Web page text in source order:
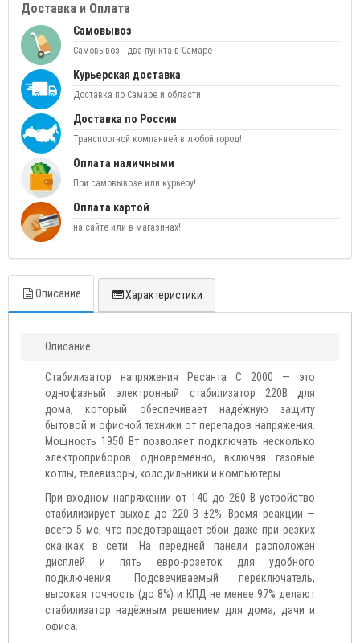
Доставка и Оплата
Самовывоз
Самовывоз - два пункта в Самаре
Курьерская доставка
Доставка по Самаре и области
Доставка по России
Транспортной компанией в любой город!
Оплата наличными
При самовывозе или курьеру!
Оплата картой
на сайте или в магазинах!
Описание Характеристики
Описание:
Стабилизатор напряжения Ресанта C 2000 — это
однофазный электронный стабилизатор 220В для
дома, который обеспечивает надёжную защиту
бытовой и офисной техники от перепадов напряжения.
Мощность 1950 Вт позволяет подключать несколько
электроприборов одновременно, включая газовые
котлы, телевизоры, холодильники и компьютеры.
При входном напряжении от 140 до 260 В устройство
стабилизирует выход до 220 В ±2%. Время реакции —
всего 5 мс, что предотвращает сбои даже при резких
скачках в сети. На передней панели расположен
дисплей и пять евро-розеток для удобного
подключения. Подсвечиваемый переключатель,
высокая точность (до 8%) и КПД не менее 97% делают
стабилизатор надёжным решением для дома, дачи и
офиса.